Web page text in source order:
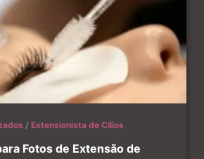
/ Extensionista de Cílios
Fotos de Extensão de